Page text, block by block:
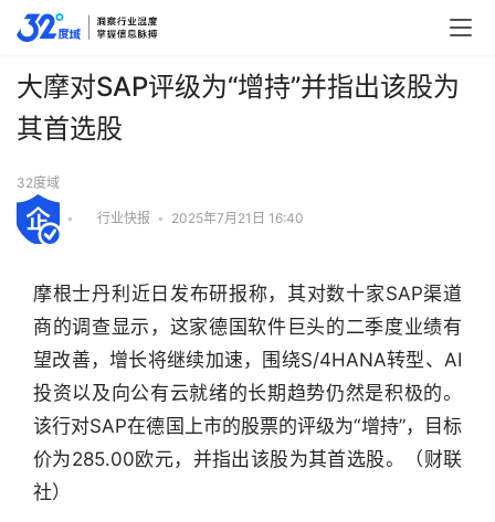
行
业
大摩对SAP评级为“增持”并指出该股为
其首选股
32度域
• 行业快报 • 2025年7月21日 16:40
摩根士丹利近日发布研报称，其对数十家SAP渠道
商的调查显示，这家德国软件巨头的二季度业绩有
望改善，增长将继续加速，围绕S/4HANA转型、AI
投资以及向公有云就绪的长期趋势仍然是积极的。
该行对SAP在德国上市的股票的评级为“增持”，目标
价为285.00欧元，并指出该股为其首选股。（财联
社）